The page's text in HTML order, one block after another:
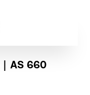
｜AS 660